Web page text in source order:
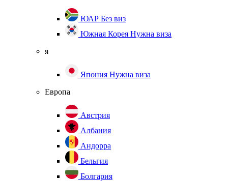
ЮАР Без виз
Южная Корея Нужна виза
я
Япония Нужна виза
Европа
Австрия
Албания
Андорра
Бельгия
Болгария